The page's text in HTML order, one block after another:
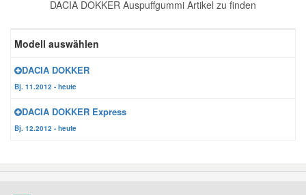
DACIA DOKKER Auspuffgummi Artikel zu finden
Modell auswählen
DACIA DOKKER
Bj. 11.2012 - heute
DACIA DOKKER Express
Bj. 12.2012 - heute
Zündanlage und Glühanlage